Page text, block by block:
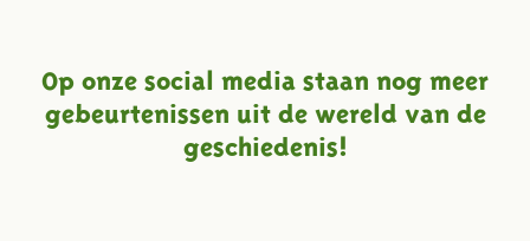
Op onze social media staan nog meer
gebeurtenissen uit de wereld van de
geschiedenis!